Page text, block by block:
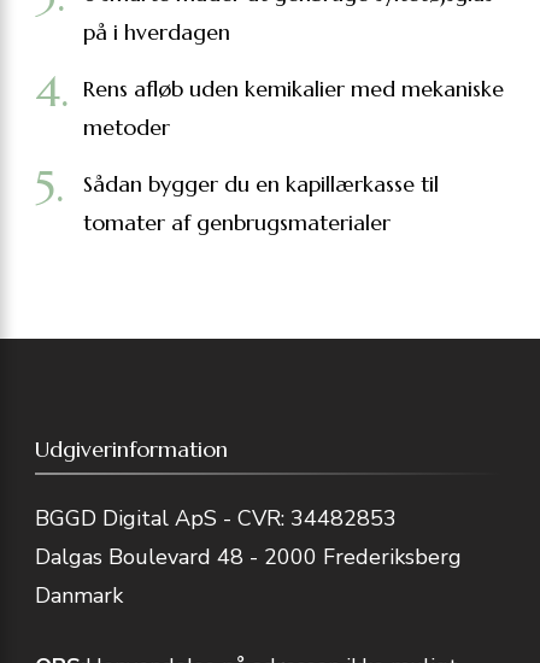
på i hverdagen
Rens afløb uden kemikalier med mekaniske
metoder
Sådan bygger du en kapillærkasse til
tomater af genbrugsmaterialer
Udgiverinformation
BGGD Digital ApS - CVR: 34482853
Dalgas Boulevard 48 - 2000 Frederiksberg
Danmark